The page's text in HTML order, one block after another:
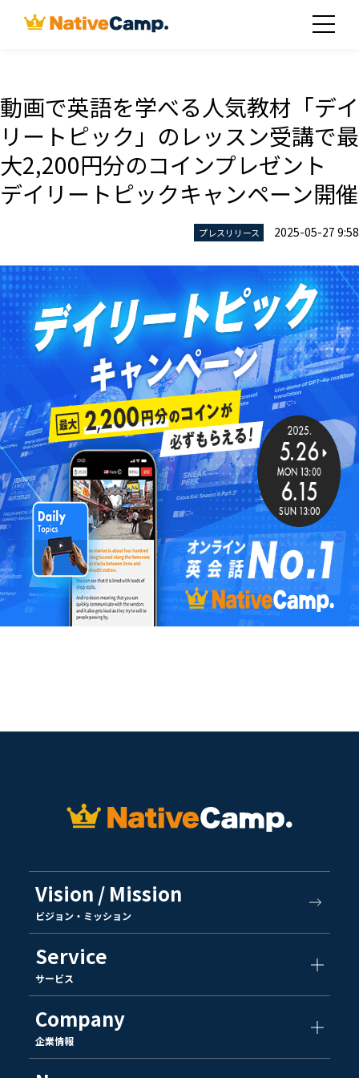
動画で英語を学べる人気教材「デイ
リートピック」のレッスン受講で最
大2,200円分のコインプレゼント
デイリートピックキャンペーン開催
プレスリリース 2025-05-27 9:58
Vision / Mission
ビジョン・ミッション
Service
サービス
Company
企業情報